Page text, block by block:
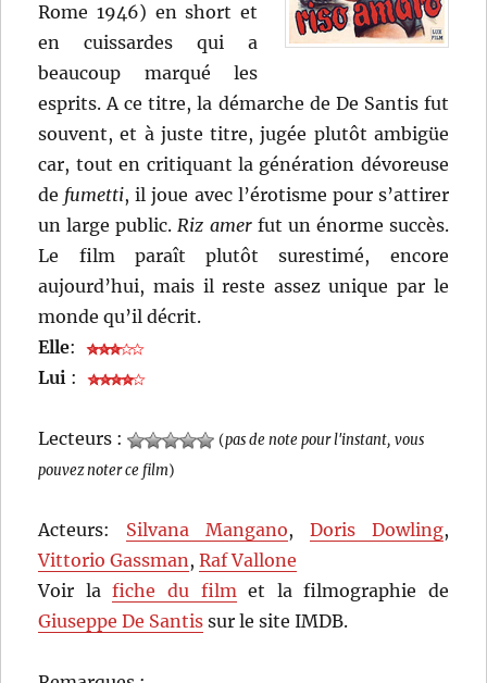
Rome 1946) en short et
en cuissardes qui a
beaucoup marqué les
esprits. A ce titre, la démarche de De Santis fut
souvent, et à juste titre, jugée plutôt ambigüe
car, tout en critiquant la génération dévoreuse
de fumetti, il joue avec l’érotisme pour s’attirer
un large public.Riz amerfut un énorme succès.
Le film paraît plutôt surestimé, encore
aujourd’hui, mais il reste assez unique par le
monde qu’il décrit.
Elle:
Lui :
Lecteurs : (pas de note pour l'instant, vous
pouvez noter ce film)
Acteurs: Silvana Mangano, Doris Dowling,
Vittorio Gassman,Raf Vallone
Voir lafiche du filmet la filmographie de
Giuseppe De Santis sur le site IMDB.